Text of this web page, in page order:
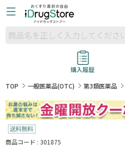
購入履歴
TOP
一般医薬品(OTC) 第3類医薬品
商品コード : 301875